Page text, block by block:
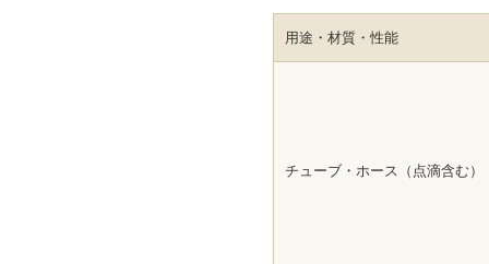
用途・材質・性能
チューブ・ホース（点滴含む）